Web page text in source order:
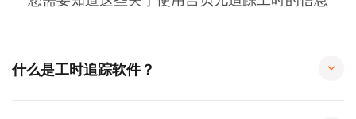
什么是工时追踪软件？